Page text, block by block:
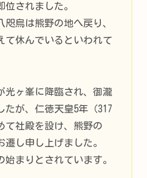
されました。
烏は熊野の地へ戻り、
て休んでいるといわれて
光ヶ峯に降臨され、御瀧
たが、仁徳天皇5年（317
て社殿を設け、熊野の
し申し上げました。
始まりとされています。